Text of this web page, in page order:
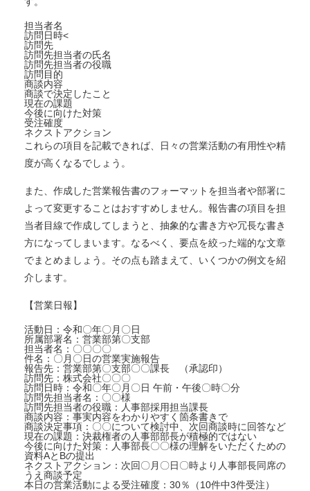
担当者名
訪問日時<
訪問先
訪問先担当者の氏名
訪問先担当者の役職
訪問目的
商談内容
商談で決定したこと
現在の課題
今後に向けた対策
受注確度
ネクストアクション
これらの項目を記載できれば、日々の営業活動の有用性や精
度が高くなるでしょう。
また、作成した営業報告書のフォーマットを担当者や部署に
よって変更することはおすすめしません。報告書の項目を担
当者目線で作成してしまうと、抽象的な書き方や冗長な書き
方になってしまいます。なるべく、要点を絞った端的な文章
でまとめましょう。その点も踏まえて、いくつかの例文を紹
介します。
【営業日報】
活動日：令和〇年〇月〇日
所属部署名：営業部第〇支部
担当者名：〇〇〇〇
件名：〇月〇日の営業実施報告
報告先：営業部第〇支部〇〇課長 （承認印）
訪問先：株式会社〇〇〇
訪問日時：令和〇年〇月〇日 午前・午後〇時〇分
訪問先担当者名：〇〇様
訪問先担当者の役職：人事部採用担当課長
商談内容：事実内容をわかりやすく箇条書きで
商談決定事項：〇〇について検討中、次回商談時に回答など
現在の課題：決裁権者の人事部部長が積極的ではない
今後に向けた対策：人事部長〇〇様の理解をいただくための
資料AとBの提出
ネクストアクション：次回〇月〇日〇時より人事部長同席の
うえ商談予定
本日の営業活動による受注確度：30％（10件中3件受注）